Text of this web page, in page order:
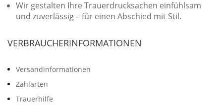
Wir gestalten Ihre Trauerdrucksachen einfühlsam
und zuverlässig – für einen Abschied mit Stil.
VERBRAUCHERINFORMATIONEN
Versandinformationen
Zahlarten
Trauerhilfe
Werbefreie Trauerkarten
Tipps
So bestellen Sie
Preise und Muster
Texte für Trauerkarten
Texte für Kondolenzkarten